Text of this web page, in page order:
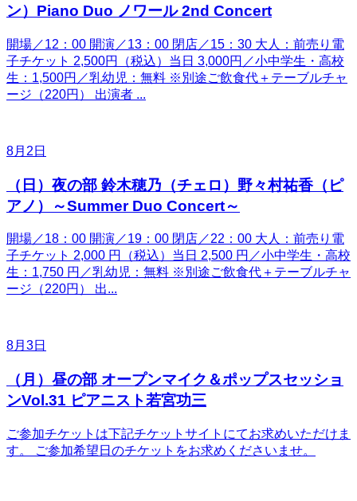
ン）Piano Duo ノワール 2nd Concert
開場／12：00 開演／13：00 閉店／15：30 大人：前売り電
子チケット 2,500円（税込）当日 3,000円／小中学生・高校
生：1,500円／乳幼児：無料 ※別途ご飲食代＋テーブルチャ
ージ（220円） 出演者 ...
8月2日
（日）夜の部 鈴木穂乃（チェロ）野々村祐香（ピ
アノ）～Summer Duo Concert～
開場／18：00 開演／19：00 閉店／22：00 大人：前売り電
子チケット 2,000 円（税込）当日 2,500 円／小中学生・高校
生：1,750 円／乳幼児：無料 ※別途ご飲食代＋テーブルチャ
ージ（220円） 出...
8月3日
（月）昼の部 オープンマイク＆ポップスセッショ
ンVol.31 ピアニスト若宮功三
ご参加チケットは下記チケットサイトにてお求めいただけま
す。 ご参加希望日のチケットをお求めくださいませ。